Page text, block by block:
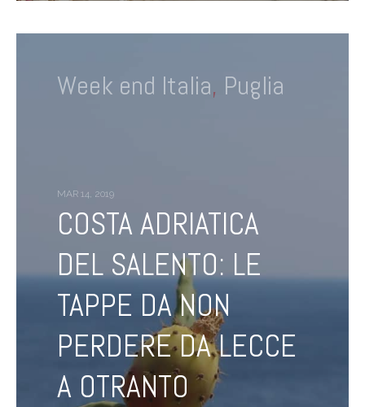
Week end Italia, Puglia
MAR 14, 2019
COSTA ADRIATICA
DEL SALENTO: LE
TAPPE DA NON
PERDERE DA LECCE
A OTRANTO